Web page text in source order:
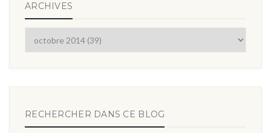
ARCHIVES
RECHERCHER DANS CE BLOG